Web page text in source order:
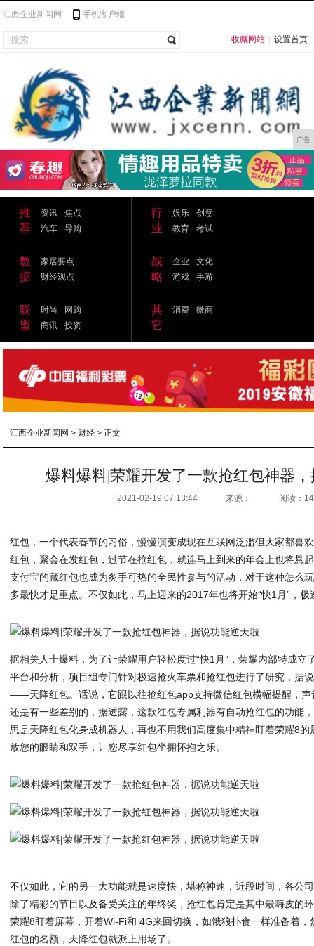
江西企业新闻网 手机客户端
收藏网站 设置首页
广告
推
荐
资讯
焦点
汽车
导购
行
业
娱乐
创意
教育
考试
数
据
家居要点
财经观点
战
略
企业
文化
游戏
手游
联
盟
时尚
网购
商讯
投资
其
它
消费 微商
江西企业新闻网 > 财经 > 正文
爆料爆料|荣耀开发了一款抢红包神器
2021-02-19 07:13:44 来源： 阅读：
红包，一个代表春节的习俗，慢慢演变成现在互联网泛滥但大家都喜
红包，聚会在发红包，过节在抢红包，就连马上到来的年会上也将悬
支付宝的藏红包也成为炙手可热的全民性参与的活动，对于这种怎么
多最快才是重点。不仅如此，马上迎来的2017年也将开始“快1月”，
据相关人士爆料，为了让荣耀用户轻松度过“快1月”，荣耀内部特成立
平台和分析，项目组专门针对极速抢火车票和抢红包进行了研究，据
——天降红包。话说，它跟以往抢红包app支持微信红包横幅提醒，声
还是有一些差别的，据透露，这款红包专属利器有自动抢红包的功能
思是天降红包化身成机器人，再也不用我们高度集中精神盯着荣耀8
放您的眼睛和双手，让您尽享红包坐拥怀抱之乐。
不仅如此，它的另一大功能就是速度快，堪称神速，近段时间，各公
除了精彩的节目以及备受关注的年终奖，抢红包肯定是其中最嗨皮的
荣耀8盯着屏幕，开着Wi-Fi和 4G来回切换，如饿狼扑食一样准备着
红包的名额，天降红包就派上用场了。